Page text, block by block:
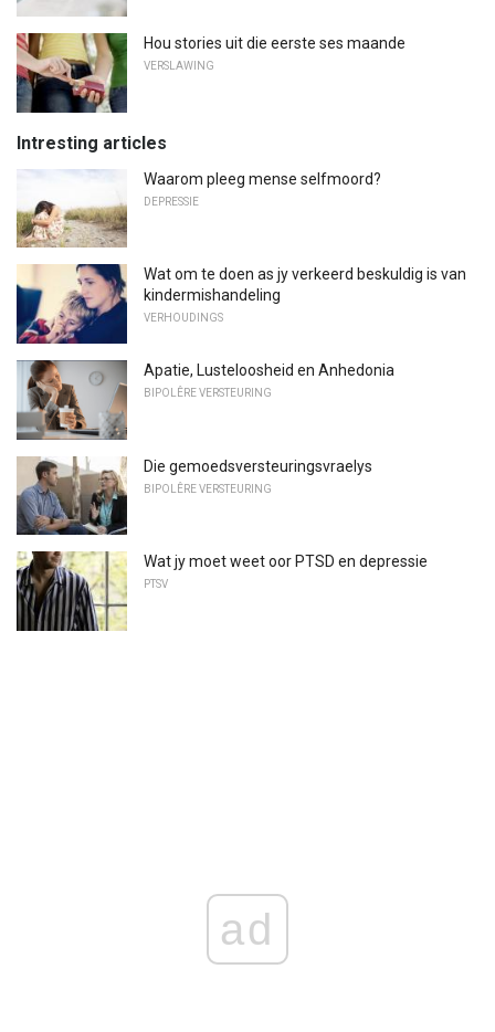
Hou stories uit die eerste ses maande
VERSLAWING
Intresting articles
Waarom pleeg mense selfmoord?
DEPRESSIE
Wat om te doen as jy verkeerd beskuldig is van
kindermishandeling
VERHOUDINGS
Apatie, Lusteloosheid en Anhedonia
BIPOLÊRE VERSTEURING
Die gemoedsversteuringsvraelys
BIPOLÊRE VERSTEURING
Wat jy moet weet oor PTSD en depressie
PTSV
ad